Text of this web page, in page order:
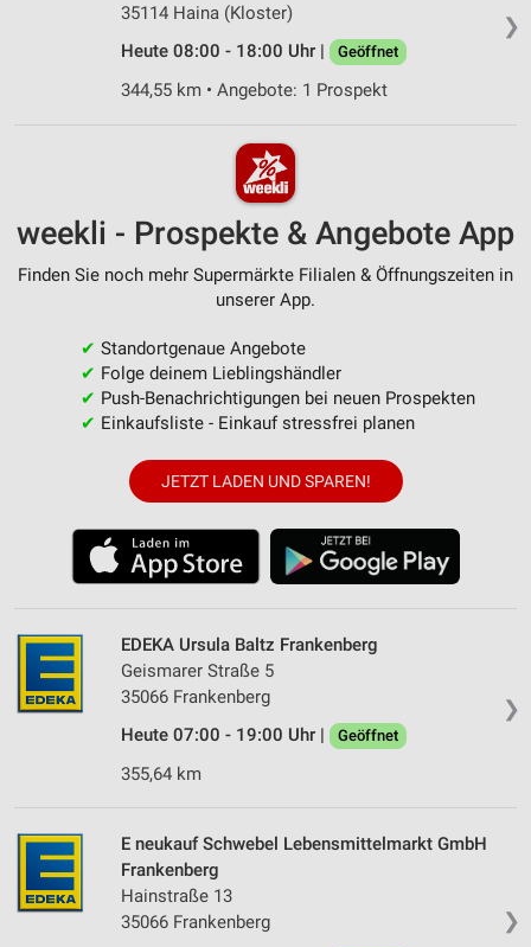
❯
35114 Haina (Kloster)
Heute 08:00 - 18:00 Uhr |
Geöffnet
344,55 km • Angebote: 1 Prospekt
weekli - Prospekte & Angebote App
Finden Sie noch mehr Supermärkte Filialen & Öffnungszeiten in
unserer App.
✔ Standortgenaue Angebote
✔ Folge deinem Lieblingshändler
✔ Push-Benachrichtigungen bei neuen Prospekten
✔ Einkaufsliste - Einkauf stressfrei planen
JETZT LADEN UND SPAREN!
❯
EDEKA Ursula Baltz Frankenberg
Geismarer Straße 5
35066 Frankenberg
Heute 07:00 - 19:00 Uhr |
Geöffnet
355,64 km
❯
E neukauf Schwebel Lebensmittelmarkt GmbH
Frankenberg
Hainstraße 13
35066 Frankenberg